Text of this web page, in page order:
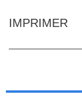
IMPRIMER